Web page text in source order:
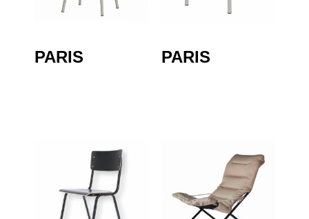
PARIS PARIS